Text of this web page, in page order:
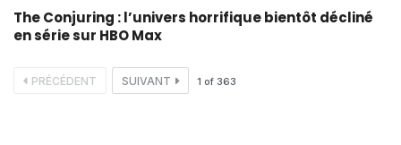
The Conjuring : l’univers horrifique bientôt décliné
en série sur HBO Max
PRÉCÉDENT SUIVANT 1 of 363